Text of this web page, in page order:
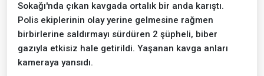
Sokağı'nda çıkan kavgada ortalık bir anda karıştı.
Polis ekiplerinin olay yerine gelmesine rağmen
birbirlerine saldırmayı sürdüren 2 şüpheli, biber
gazıyla etkisiz hale getirildi. Yaşanan kavga anları
kameraya yansıdı.